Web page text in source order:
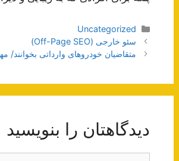
دسته‌ها
Uncategorized
ناوبری
نوشته‌ها
سئو خارجی (Off-Page SEO)
متقاضیان خودروهای وارداتی بخوانند/
دیدگاهتان را بنویسید